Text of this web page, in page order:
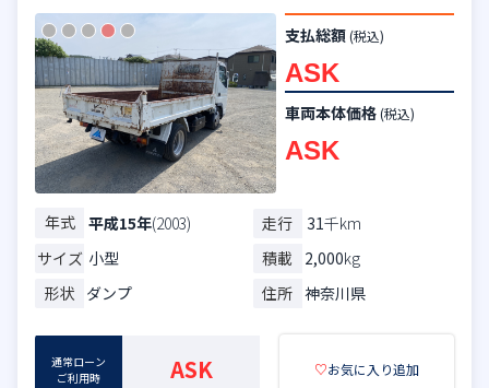
支払総額 (税込)
ASK
車両本体価格 (税込)
ASK
年式 平成15年(2003) 走行 31千km
サイズ 小型 積載 2,000kg
形状 ダンプ 住所 神奈川県
通常ローン
ご利用時
ASK ♡お気に入り追加